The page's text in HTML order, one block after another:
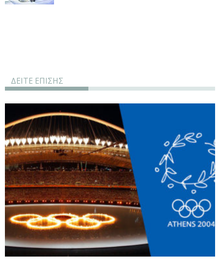
ΔΕΙΤΕ ΕΠΙΣΗΣ